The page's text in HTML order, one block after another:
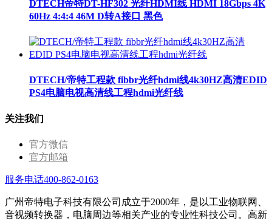
DTECH帝特DT-HF302 光纤HDMI线 HDMI 18Gbps 4K
60Hz 4:4:4 46M D转A接口 黑色
DTECH/帝特工程款 fibbr光纤hdmi线4k30HZ高清EDID
PS4电脑电视高清线工程hdmi光纤线
关注我们
官方微信
官方邮箱
服务电话400-862-0163
广州帝特电子科技有限公司成立于2000年，是以工业物联网、
音视频转换器，电脑周边等相关产业的专业性科技公司。高新